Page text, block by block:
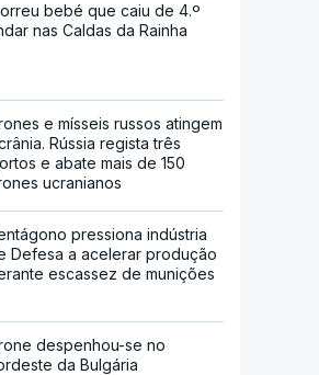
bebé que caiu de 4.º
nas Caldas da Rainha
e mísseis russos atingem
Rússia regista três
e abate mais de 150
ucranianos
pressiona indústria
Defesa a acelerar produção
escassez de munições
despenhou-se no
da Bulgária